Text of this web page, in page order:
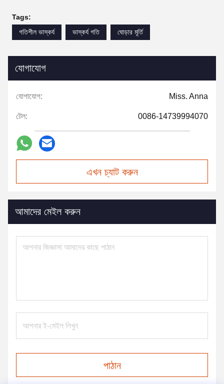
Tags:
গতিশীল ভাস্কর্য
ভাস্কর্য গতি ঘোড়ার মূর্তি
যোগাযোগ
যোগাযোগ: Miss. Anna
টেল: 0086-14739994070
এখন চ্যাট করুন
আমাদের মেইল করুন
পাঠান